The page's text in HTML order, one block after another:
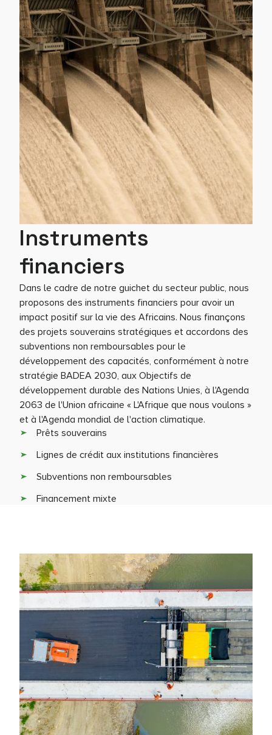
Instruments
financiers
Dans le cadre de notre guichet du secteur public, nous
proposons des instruments financiers pour avoir un
impact positif sur la vie des Africains. Nous finançons
des projets souverains stratégiques et accordons des
subventions non remboursables pour le
développement des capacités, conformément à notre
stratégie BADEA 2030, aux Objectifs de
développement durable des Nations Unies, à l'Agenda
2063 de l'Union africaine « L'Afrique que nous voulons »
et à l'Agenda mondial de l'action climatique.
Prêts souverains
Lignes de crédit aux institutions financières
Subventions non remboursables
Financement mixte